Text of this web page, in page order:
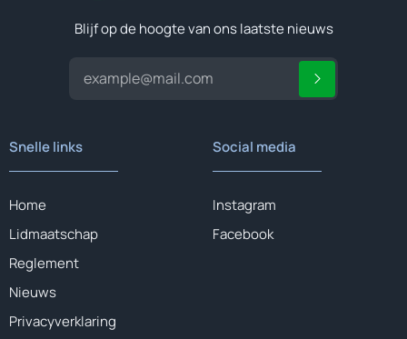
Blijf op de hoogte van ons laatste nieuws
Snelle links
Home
Lidmaatschap
Reglement
Nieuws
Privacyverklaring
Social media
Instagram
Facebook